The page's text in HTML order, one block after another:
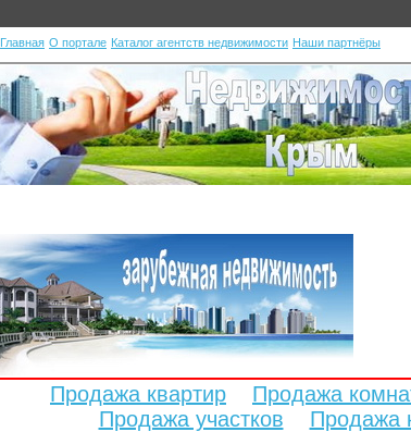
Главная О портале Каталог агентств недвижимости Наши партнёры
Продажа квартир Продажа
Продажа участков
Продажа